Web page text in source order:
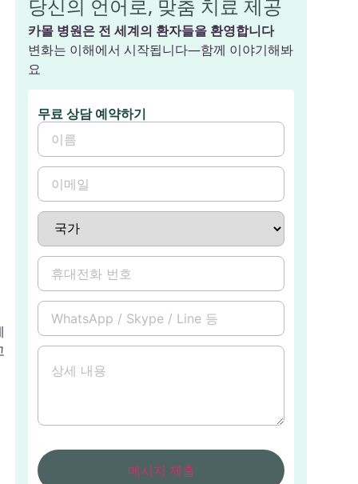
당신의 언어로, 맞춤 치료 제공
카몰 병원은 전 세계의 환자들을 환영합니다
변화는 이해에서 시작됩니다—함께 이야기해봐
요
무료 상담 예약하기